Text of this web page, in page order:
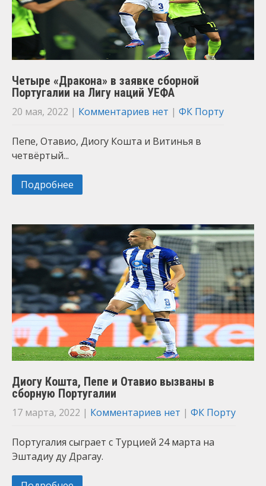
Четыре «Дракона» в заявке сборной
Португалии на Лигу наций УЕФА
20 мая, 2022 | Комментариев нет | ФК Порту
Пепе, Отавио, Диогу Кошта и Витинья в
четвёртый...
Подробнее
Диогу Кошта, Пепе и Отавио вызваны в
сборную Португалии
17 марта, 2022 | Комментариев нет | ФК Порту
Португалия сыграет с Турцией 24 марта на
Эштадиу ду Драгау.